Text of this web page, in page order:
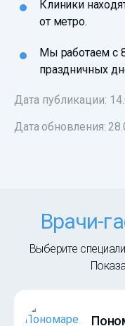
Клиники
от метро.
Мы работаем с
праздничных
Дата публикации:
Дата обновления:
Врачи-
Выберите